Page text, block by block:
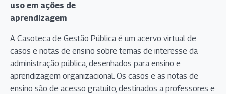
uso em ações de
aprendizagem
A Casoteca de Gestão Pública é um acervo virtual de
casos e notas de ensino sobre temas de interesse da
administração pública, desenhados para ensino e
aprendizagem organizacional. Os casos e as notas de
ensino são de acesso gratuito, destinados a professores e